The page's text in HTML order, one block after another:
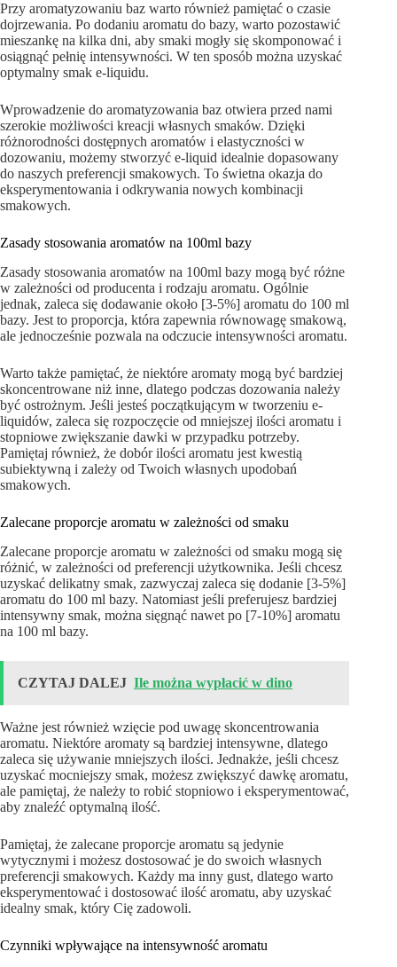
Przy aromatyzowaniu baz warto również pamiętać o czasie
dojrzewania. Po dodaniu aromatu do bazy, warto pozostawić
mieszankę na kilka dni, aby smaki mogły się skomponować i
osiągnąć pełnię intensywności. W ten sposób można uzyskać
optymalny smak e-liquidu.
Wprowadzenie do aromatyzowania baz otwiera przed nami
szerokie możliwości kreacji własnych smaków. Dzięki
różnorodności dostępnych aromatów i elastyczności w
dozowaniu, możemy stworzyć e-liquid idealnie dopasowany
do naszych preferencji smakowych. To świetna okazja do
eksperymentowania i odkrywania nowych kombinacji
smakowych.
Zasady stosowania aromatów na 100ml bazy
Zasady stosowania aromatów na 100ml bazy mogą być różne
w zależności od producenta i rodzaju aromatu. Ogólnie
jednak, zaleca się dodawanie około [3-5%] aromatu do 100 ml
bazy. Jest to proporcja, która zapewnia równowagę smakową,
ale jednocześnie pozwala na odczucie intensywności aromatu.
Warto także pamiętać, że niektóre aromaty mogą być bardziej
skoncentrowane niż inne, dlatego podczas dozowania należy
być ostrożnym. Jeśli jesteś początkującym w tworzeniu e-
liquidów, zaleca się rozpoczęcie od mniejszej ilości aromatu i
stopniowe zwiększanie dawki w przypadku potrzeby.
Pamiętaj również, że dobór ilości aromatu jest kwestią
subiektywną i zależy od Twoich własnych upodobań
smakowych.
Zalecane proporcje aromatu w zależności od smaku
Zalecane proporcje aromatu w zależności od smaku mogą się
różnić, w zależności od preferencji użytkownika. Jeśli chcesz
uzyskać delikatny smak, zazwyczaj zaleca się dodanie [3-5%]
aromatu do 100 ml bazy. Natomiast jeśli preferujesz bardziej
intensywny smak, można sięgnąć nawet po [7-10%] aromatu
na 100 ml bazy.
CZYTAJ DALEJ Ile można wypłacić w dino
Ważne jest również wzięcie pod uwagę skoncentrowania
aromatu. Niektóre aromaty są bardziej intensywne, dlatego
zaleca się używanie mniejszych ilości. Jednakże, jeśli chcesz
uzyskać mocniejszy smak, możesz zwiększyć dawkę aromatu,
ale pamiętaj, że należy to robić stopniowo i eksperymentować,
aby znaleźć optymalną ilość.
Pamiętaj, że zalecane proporcje aromatu są jedynie
wytycznymi i możesz dostosować je do swoich własnych
preferencji smakowych. Każdy ma inny gust, dlatego warto
eksperymentować i dostosować ilość aromatu, aby uzyskać
idealny smak, który Cię zadowoli.
Czynniki wpływające na intensywność aromatu